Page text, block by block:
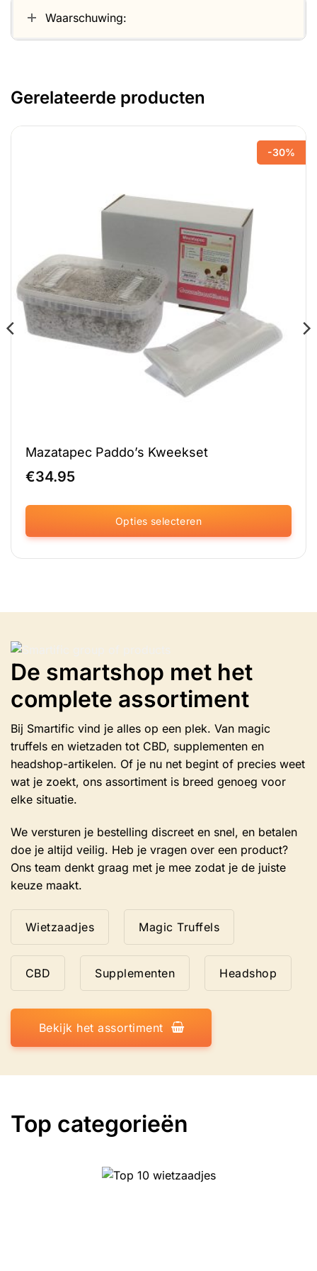
Waarschuwing:
Gerelateerde producten
-30%
Mazatapec Paddo’s Kweekset
€34.95
Opties selecteren
Dit
product
worden
op
de
productpagina
De smartshop met het
complete assortiment
Bij Smartific vind je alles op een plek. Van magic
truffels en wietzaden tot CBD, supplementen en
headshop-artikelen. Of je nu net begint of precies weet
wat je zoekt, ons assortiment is breed genoeg voor
elke situatie.
We versturen je bestelling discreet en snel, en betalen
doe je altijd veilig. Heb je vragen over een product?
Ons team denkt graag met je mee zodat je de juiste
keuze maakt.
Wietzaadjes Magic Truffels
CBD Supplementen Headshop
Bekijk het assortiment
Top categorieën